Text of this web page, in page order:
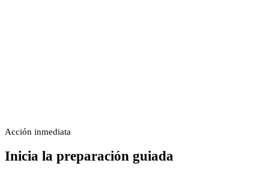
Acción inmediata
Inicia la preparación guiada